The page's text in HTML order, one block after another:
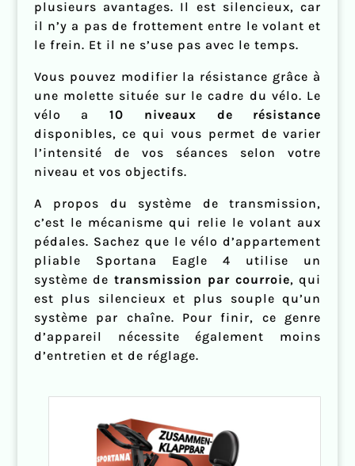
plusieurs avantages. Il est silencieux, car
il n’y a pas de frottement entre le volant et
le frein. Et il ne s’use pas avec le temps.
Vous pouvez modifier la résistance grâce à
une molette située sur le cadre du vélo. Le
vélo a10 niveaux de résistance
disponibles, ce qui vous permet de varier
l’intensité de vos séances selon votre
niveau et vos objectifs.
A propos du système de transmission,
c’est le mécanisme qui relie le volant aux
pédales. Sachez que le vélo d’appartement
pliable Sportana Eagle 4 utilise un
système detransmission par courroie, qui
est plus silencieux et plus souple qu’un
système par chaîne. Pour finir, ce genre
d’appareil nécessite également moins
d’entretien et de réglage.